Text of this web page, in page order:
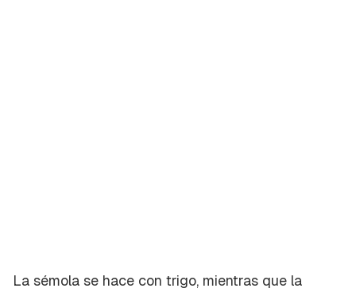
La sémola se hace con trigo, mientras que la